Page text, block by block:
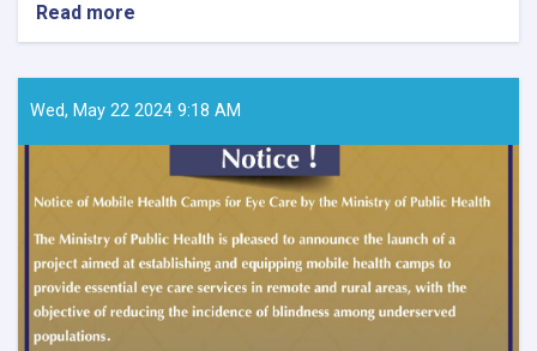
Read more
Call
Papers
–
Journal,
Issue
No.
Wed, May 22 2024 9:18 AM